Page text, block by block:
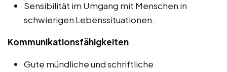
Sensibilität im Umgang mit Menschen in
schwierigen Lebenssituationen.
Kommunikationsfähigkeiten:
Gute mündliche und schriftliche